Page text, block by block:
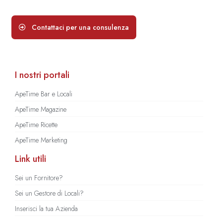
Contattaci per una consulenza
I nostri portali
ApeTime Bar e Locali
ApeTime Magazine
ApeTime Ricette
ApeTime Marketing
Link utili
Sei un Fornitore?
Sei un Gestore di Locali?
Inserisci la tua Azienda